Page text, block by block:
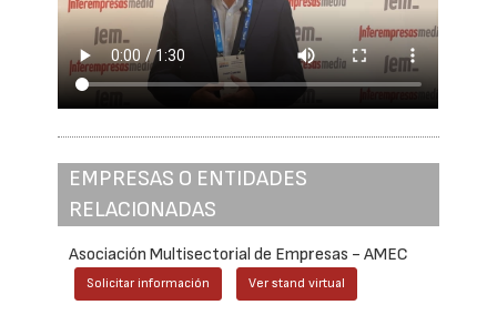
EMPRESAS O ENTIDADES
RELACIONADAS
Asociación Multisectorial de Empresas - AMEC
Solicitar información Ver stand virtual